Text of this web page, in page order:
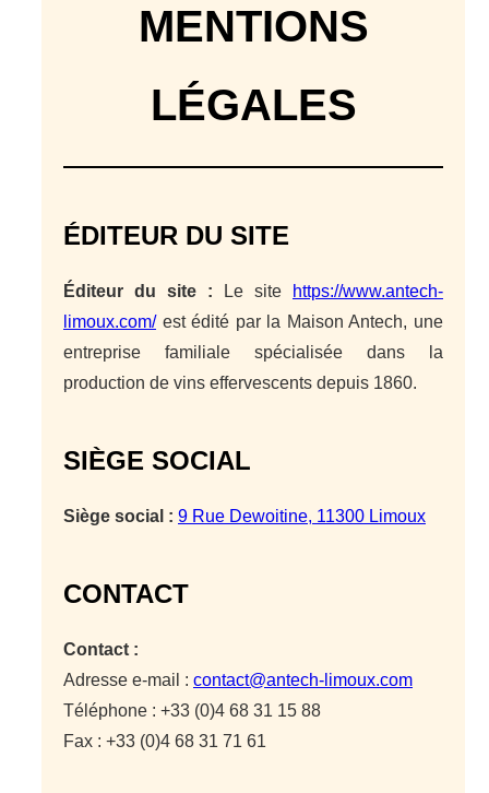
MENTIONS
LÉGALES
ÉDITEUR DU SITE
Éditeur du site : Le site
https://www.antech-
limoux.com/est édité par la Maison Antech, une
entreprise familiale spécialisée dans la
production de vins effervescents depuis 1860.
SIÈGE SOCIAL
Siège social : 9 Rue Dewoitine, 11300 Limoux
CONTACT
Contact :
Adresse e-mail : contact@antech-limoux.com
Téléphone : +33 (0)4 68 31 15 88
Fax : +33 (0)4 68 31 71 61